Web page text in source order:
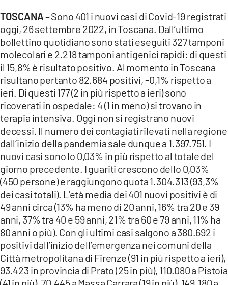
TOSCANA– Sono 401 i nuovi casi di Covid-19 registrati
oggi, 26 settembre 2022, in Toscana. Dall’ultimo
bollettino quotidiano sono stati eseguiti 327 tamponi
molecolari e 2.218 tamponi antigenici rapidi: di questi
il 15,8% è risultato positivo. Al momento in Toscana
risultano pertanto 82.684 positivi, -0,1% rispetto a
ieri. Di questi 177 (2 in più rispetto a ieri) sono
ricoverati in ospedale: 4 (1 in meno) si trovano in
terapia intensiva. Oggi non si registrano nuovi
decessi. Il numero dei contagiati rilevati nella regione
dall’inizio della pandemia sale dunque a 1.397.751. I
nuovi casi sono lo 0,03% in più rispetto al totale del
giorno precedente. I guariti crescono dello 0,03%
(450 persone) e raggiungono quota 1.304.313 (93,3%
dei casi totali). L’età media dei 401 nuovi positivi è di
49 anni circa (13% ha meno di 20 anni, 16% tra 20 e 39
anni, 37% tra 40 e 59 anni, 21% tra 60 e 79 anni, 11% ha
80 anni o più). Con gli ultimi casi salgono a 380.692 i
positivi dall’inizio dell’emergenza nei comuni della
Città metropolitana di Firenze (91 in più rispetto a ieri),
93.423 in provincia di Prato (25 in più), 110.080 a Pistoia